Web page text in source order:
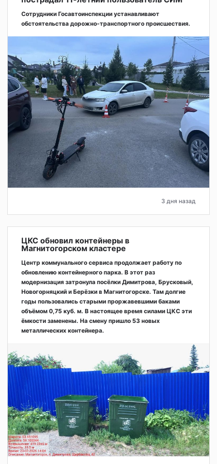
Сотрудники Госавтоинспекции устанавливают
обстоятельства дорожно-транспортного происшествия.
3 дня назад
ЦКС обновил контейнеры в
Магнитогорском кластере
Центр коммунального сервиса продолжает работу по
обновлению контейнерного парка. В этот раз
модернизация затронула посёлки Димитрова, Брусковый,
Новогорняцкий и Берёзки в Магнитогорске. Там долгие
годы пользовались старыми проржавевшими баками
объёмом 0,75 куб. м. В настоящее время силами ЦКС эти
ёмкости заменены. На смену пришло 53 новых
металлических контейнера.